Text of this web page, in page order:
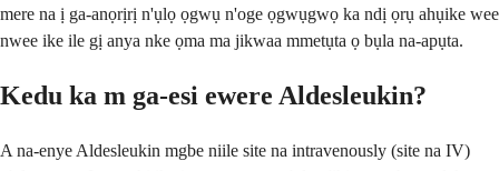
mere na ị ga-anọrịrị n'ụlọ ọgwụ n'oge ọgwụgwọ ka ndị ọrụ ahụike wee
nwee ike ile gị anya nke ọma ma jikwaa mmetụta ọ bụla na-apụta.
Kedu ka m ga-esi ewere Aldesleukin?
A na-enye Aldesleukin mgbe niile site na intravenously (site na IV)